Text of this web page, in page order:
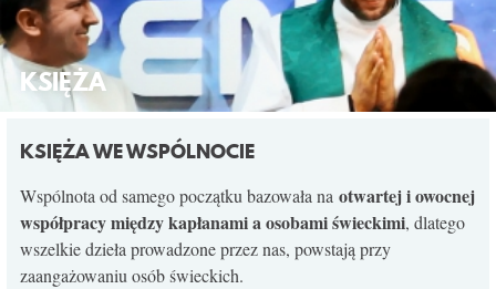
SPOTKANIA OTWARTE
DLA KOGO?
AKTUALNOŚCI
WSPÓLNOTA
KURSY SNE
KSIĘŻA
KSIĘŻA WE WSPÓLNOCIE
Wspólnota od samego początku bazowała na otwartej i owocnej
współpracy między kapłanami a osobami świeckimi, dlatego
wszelkie dzieła prowadzone przez nas, powstają przy
zaangażowaniu osób świeckich.